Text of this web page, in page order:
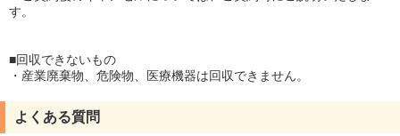
す。
■回収できないもの
・産業廃棄物、危険物、医療機器は回収できません。
よくある質問